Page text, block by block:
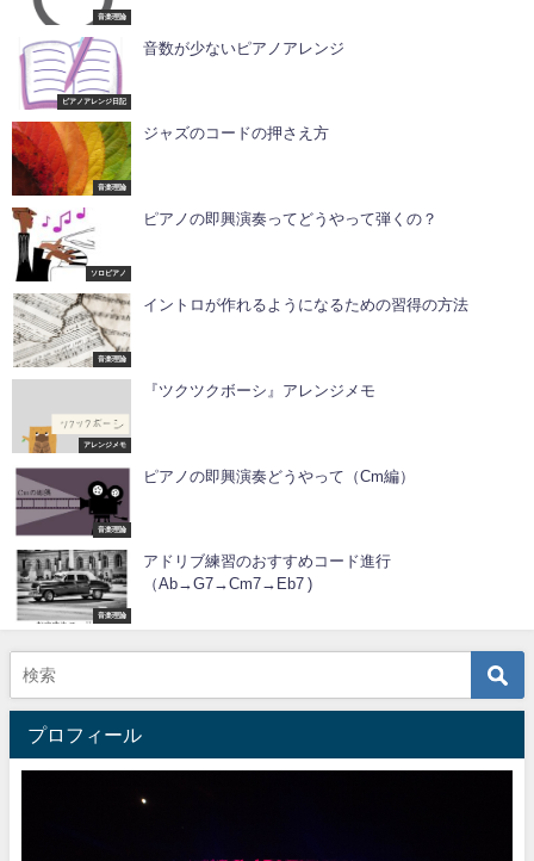
音楽理論
ピアノアレンジ日記
音数が少ないピアノアレンジ
音楽理論
ジャズのコードの押さえ方
ソロピアノ
ピアノの即興演奏ってどうやって弾くの？
音楽理論
イントロが作れるようになるための習得の方法
アレンジメモ
『ツクツクボーシ』アレンジメモ
音楽理論
ピアノの即興演奏どうやって（Cm編）
音楽理論
アドリブ練習のおすすめコード進行
（Ab→G7→Cm7→Eb7 )
プロフィール